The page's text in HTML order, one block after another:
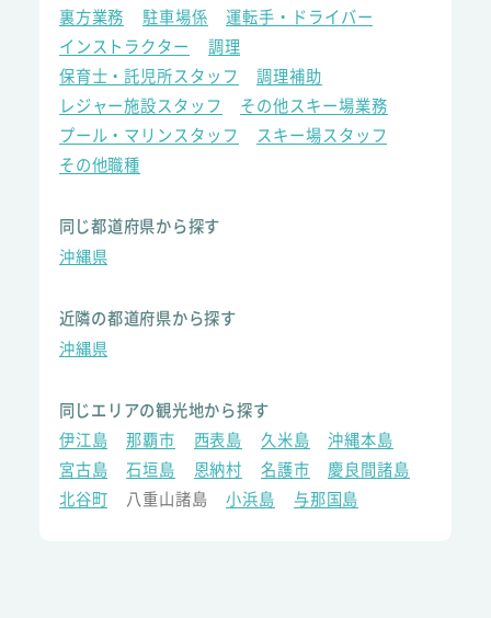
裏方業務
駐車場係
運転手・ドライバー
インストラクター
調理
保育士・託児所スタッフ
調理補助
レジャー施設スタッフ
その他スキー場業務
プール・マリンスタッフ
スキー場スタッフ
その他職種
同じ都道府県から探す
沖縄県
近隣の都道府県から探す
沖縄県
同じエリアの観光地から探す
伊江島
那覇市 西表島 久米島
沖縄本島
宮古島
石垣島 恩納村 名護市
慶良間諸島
北谷町
八重山諸島 小浜島 与那国島